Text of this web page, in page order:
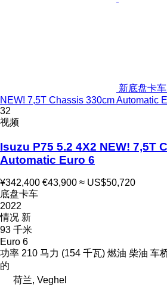
新底盘卡
NEW! 7,5T Chassis 330cm Automatic
32
视频
Isuzu P75 5.2 4X2 NEW! 7,5T
Automatic Euro 6
¥342,400 €43,900 ≈ US$50,720
底盘卡车
2022
情况 新
93 千米
Euro 6
功率 210 马力 (154 千瓦) 燃油 柴油 车
的
荷兰, Veghel